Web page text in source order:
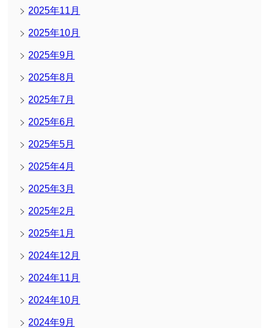
2025年11月
2025年10月
2025年9月
2025年8月
2025年7月
2025年6月
2025年5月
2025年4月
2025年3月
2025年2月
2025年1月
2024年12月
2024年11月
2024年10月
2024年9月